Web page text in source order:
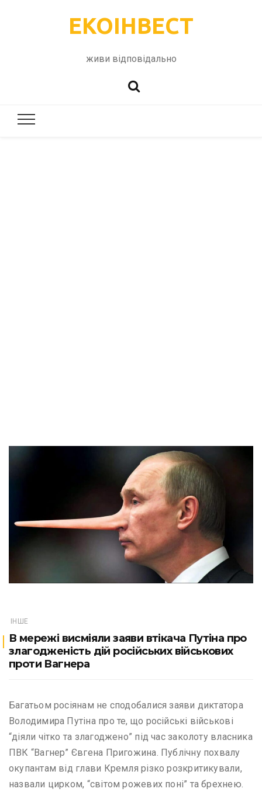
ЕКОІНВЕСТ
живи відповідально
ІНШЕ
В мережі висміяли заяви втікача Путіна про
злагодженість дій російських військових
проти Вагнера
Багатьом росіянам не сподобалися заяви диктатора
Володимира Путіна про те, що російські військові
“діяли чітко та злагоджено” під час заколоту власника
ПВК “Вагнер” Євгена Пригожина. Публічну похвалу
окупантам від глави Кремля різко розкритикували,
назвали цирком, “світом рожевих поні” та брехнею.